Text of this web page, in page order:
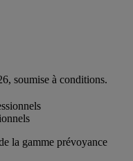
soumise à conditions.
la gamme prévoyance